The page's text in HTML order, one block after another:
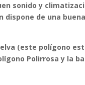
sonido y
de una
(este polígono
Polirrosa y la